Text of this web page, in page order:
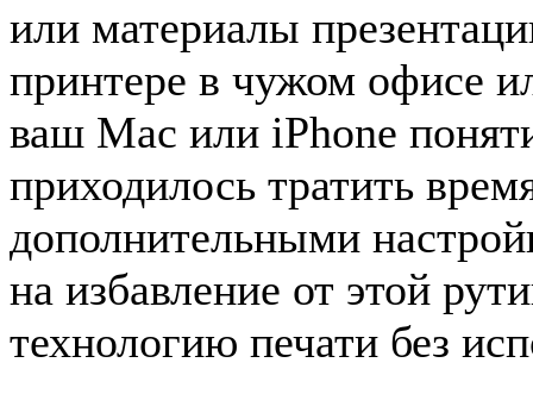
или материалы
принтере в чужом офисе
ваш Mac или iPhone
приходилось тратить
дополнительными
на избавление от этой
технологию печати без